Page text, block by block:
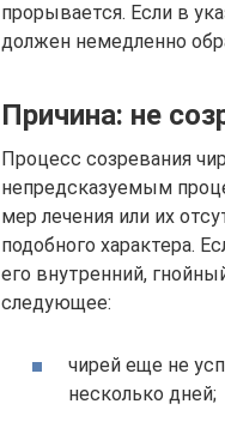
прорывается. Если в
должен немедленно
Причина: не
Процесс созревания
непредсказуемым
мер лечения или их
подобного характера.
его внутренний,
следующее:
чирей еще не
несколько дней;